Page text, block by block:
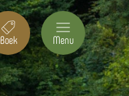
Boek Menu